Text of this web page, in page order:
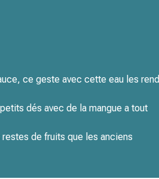
ce geste avec cette eau les rend
dés avec de la mangue a tout
de fruits que les anciens